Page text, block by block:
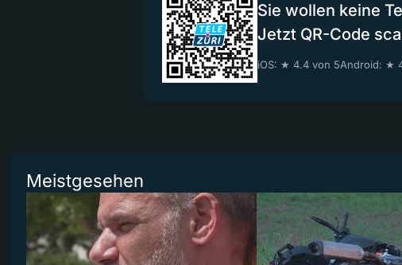
Sie wollen keine
Jetzt QR-Code
iOS: ★ 4.4 von 5Android: ★
Meistgesehen